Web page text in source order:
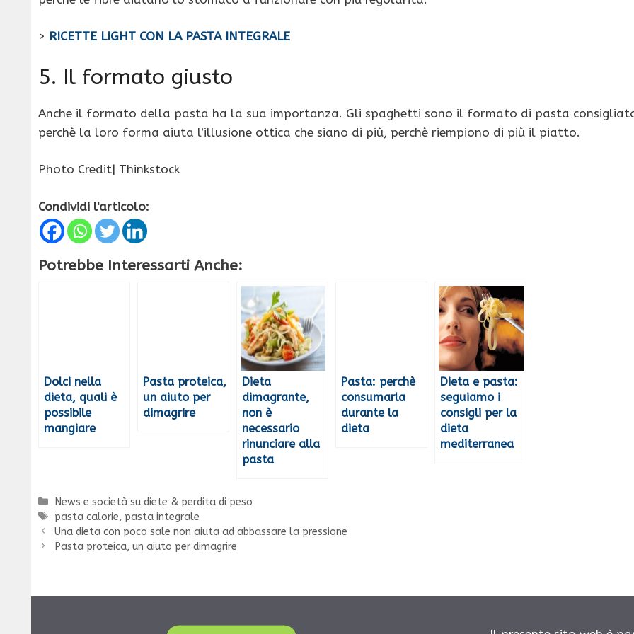
> RICETTE LIGHT CON LA PASTA INTEGRALE
5. Il formato giusto
Anche il formato della pasta ha la sua importanza. Gli spaghetti sono il formato di pasta
perchè la loro forma aiuta l’illusione ottica che siano di più, perchè riempiono di più il piatto.
Photo Credit| Thinkstock
Condividi l'articolo:
Potrebbe Interessarti Anche:
Dolci nella
dieta, quali è
possibile
mangiare
Pasta proteica,
un aiuto per
dimagrire
Dieta
dimagrante,
non è
necessario
rinunciare alla
pasta
Pasta: perchè
consumarla
durante la
dieta
Dieta e pasta:
seguiamo i
consigli per la
dieta
mediterranea
Categorie
News e società su diete & perdita di peso
Tag
pasta calorie, pasta integrale
Una dieta con poco sale non aiuta ad abbassare la pressione
Pasta proteica, un aiuto per dimagrire